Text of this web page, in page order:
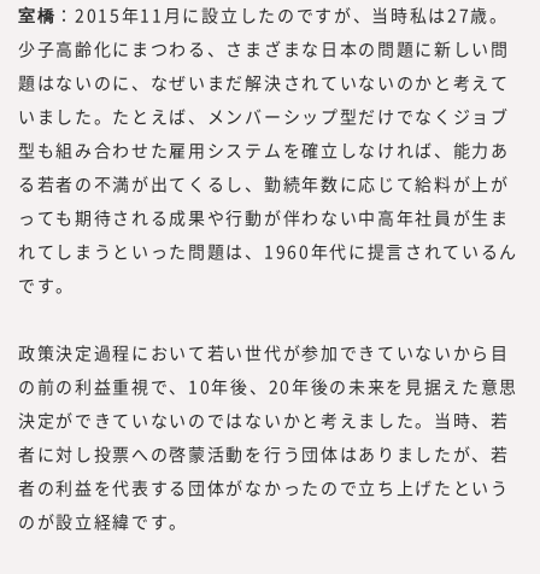
プロフェッショナル人材は8万名を越えまし
た。国内最大級のプロフェッショナル人材の
ためのプラットフォームとして、多くのプロ
フェッショナル人材の働き方や、企業でのプ
ロフェッショナル人材の採用・活用を見てき
た知見をもって、フラットな目線で「本当に
必要とされる情報」を提供していきたいと思
っております。
「本当に必要とされる情報」を提供するため
には、われわれが欲しい情報を提供するので
を提供する必要があります。
読者は、新しい働き方を実践したり、新規事
業、人的資本経営／リスキリング、サステナ
ビリティ等、かつてないものを創る「挑戦
者」です。
つまり、読者の目線で活動するには、みらい
ワークス総合研究所に携わる編集者、記者、
室橋 ：2015年11月に設立したのですが、当時私は27歳。
少子高齢化にまつわる、さまざまな日本の問題に新しい問
題はないのに、なぜいまだ解決されていないのかと考えて
いました。たとえば、メンバーシップ型だけでなくジョブ
型も組み合わせた雇用システムを確立しなければ、能力あ
る若者の不満が出てくるし、勤続年数に応じて給料が上が
っても期待される成果や行動が伴わない中高年社員が生ま
れてしまうといった問題は、1960年代に提言されているん
です。
政策決定過程において若い世代が参加できていないから目
の前の利益重視で、10年後、20年後の未来を見据えた意思
決定ができていないのではないかと考えました。当時、若
者に対し投票への啓蒙活動を行う団体はありましたが、若
者の利益を代表する団体がなかったので立ち上げたという
のが設立経緯です。